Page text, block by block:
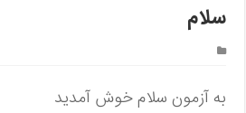
سلام
به آزمون سلام خوش آمدید